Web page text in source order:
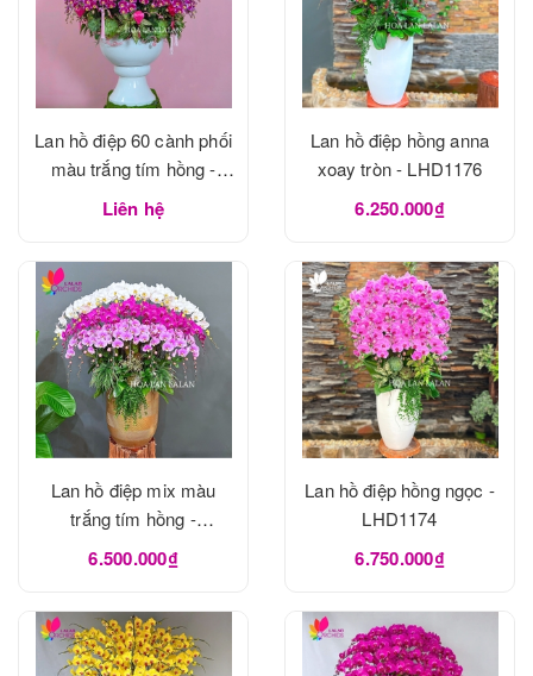
Lan hồ điệp 60 cành phối
màu trắng tím hồng -
LHD1183
Liên hệ
Lan hồ điệp hồng anna
xoay tròn - LHD1176
6.250.000₫
Lan hồ điệp mix màu
trắng tím hồng -
LHD1175
6.500.000₫
Lan hồ điệp hồng ngọc -
LHD1174
6.750.000₫